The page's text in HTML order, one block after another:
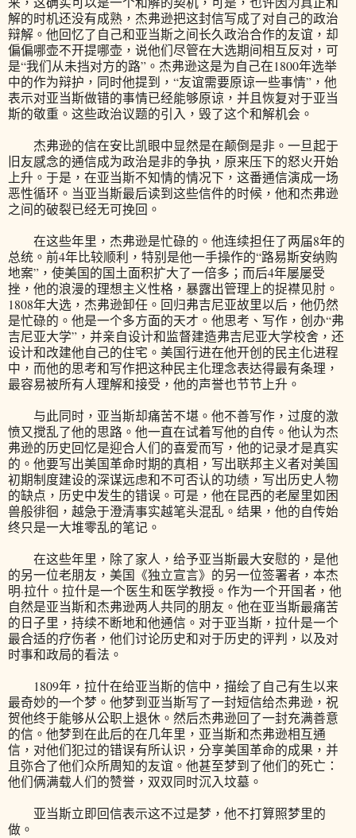
解的时机还没有成熟，杰弗逊把这封信写成了对自己的政治
辩解。他回忆了自己和亚当斯之间长久政治合作的友谊，却
偏偏哪壶不开提哪壶，说他们尽管在大选期间相互反对，可
是“我们从未挡对方的路”。杰弗逊这是为自己在1800年选举
中的作为辩护，同时他提到，“友谊需要原谅一些事情”，他
表示对亚当斯做错的事情已经能够原谅，并且恢复对于亚当
斯的敬重。这些政治议题的引入，毁了这个和解机会。
杰弗逊的信在安比凯眼中显然是在颠倒是非。一旦起于
旧友感念的通信成为政治是非的争执，原来压下的怒火开始
上升。于是，在亚当斯不知情的情况下，这番通信演成一场
恶性循环。当亚当斯最后读到这些信件的时候，他和杰弗逊
之间的破裂已经无可挽回。
在这些年里，杰弗逊是忙碌的。他连续担任了两届8年的
总统。前4年比较顺利，特别是他一手操作的“路易斯安纳购
地案”，使美国的国土面积扩大了一倍多；而后4年屡屡受
挫，他的浪漫的理想主义性格，暴露出管理上的捉襟见肘。
1808年大选，杰弗逊卸任。回归弗吉尼亚故里以后，他仍然
是忙碌的。他是一个多方面的天才。他思考、写作，创办“弗
吉尼亚大学”，并亲自设计和监督建造弗吉尼亚大学校舍，还
设计和改建他自己的住宅。美国行进在他开创的民主化进程
中，而他的思考和写作把这种民主化理念表达得最有条理，
最容易被所有人理解和接受，他的声誉也节节上升。
与此同时，亚当斯却痛苦不堪。他不善写作，过度的激
愤又搅乱了他的思路。他一直在试着写他的自传。他认为杰
弗逊的历史回忆是迎合人们的喜爱而写，他的记录才是真实
的。他要写出美国革命时期的真相，写出联邦主义者对美国
初期制度建设的深谋远虑和不可否认的功绩，写出历史人物
的缺点，历史中发生的错误。可是，他在昆西的老屋里如困
兽般徘徊，越急于澄清事实越笔头混乱。结果，他的自传始
终只是一大堆零乱的笔记。
在这些年里，除了家人，给予亚当斯最大安慰的，是他
的另一位老朋友，美国《独立宣言》的另一位签署者，本杰
明·拉什。拉什是一个医生和医学教授。作为一个开国者，他
自然是亚当斯和杰弗逊两人共同的朋友。他在亚当斯最痛苦
的日子里，持续不断地和他通信。对于亚当斯，拉什是一个
最合适的疗伤者，他们讨论历史和对于历史的评判，以及对
时事和政局的看法。
1809年，拉什在给亚当斯的信中，描绘了自己有生以来
最奇妙的一个梦。他梦到亚当斯写了一封短信给杰弗逊，祝
贺他终于能够从公职上退休。然后杰弗逊回了一封充满善意
的信。他梦到在此后的在几年里，亚当斯和杰弗逊相互通
信，对他们犯过的错误有所认识，分享美国革命的成果，并
且弥合了他们众所周知的友谊。他甚至梦到了他们的死亡：
他们俩满载人们的赞誉，双双同时沉入坟墓。
亚当斯立即回信表示这不过是梦，他不打算照梦里的
做。